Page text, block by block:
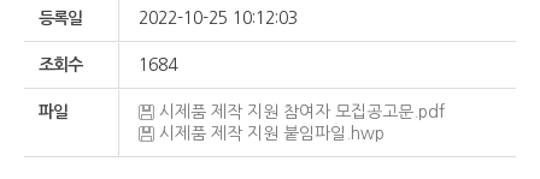
등록일 2022-10-25 10:12:03
조회수 1684
파일
시제품 제작 지원 참여자 모집공고문.pdf
시제품 제작 지원 붙임파일.hwp